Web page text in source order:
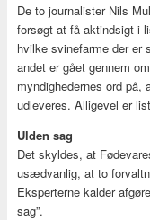
De to journalister Nils
forsøgt at få aktindsigt i
hvilke svinefarme der er
andet er gået gennem
myndighedernes ord på,
udleveres. Alligevel er
Ulden sag
Det skyldes, at
usædvanlig, at to
Eksperterne kalder
sag”.